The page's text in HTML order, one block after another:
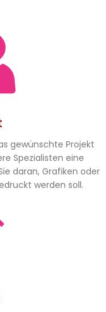
gewünschte Projekt
Spezialisten eine
daran, Grafiken oder
werden soll.